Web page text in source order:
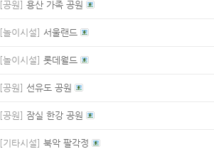
[공원] 용산 가족 공원
[놀이시설] 서울랜드
[놀이시설] 롯데월드
[공원] 선유도 공원
[공원] 잠실 한강 공원
[기타시설] 북악 팔각정